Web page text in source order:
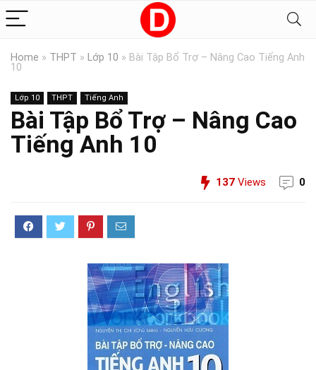
Home » THPT » Lớp 10 » Bài Tập Bổ Trợ – Nâng Cao Tiếng Anh
10
Lớp 10 THPT Tiếng Anh
Bài Tập Bổ Trợ – Nâng Cao
Tiếng Anh 10
137 Views 0